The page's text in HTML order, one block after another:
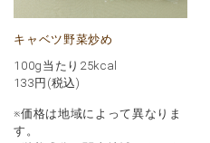
キャベツ野菜炒め
100g当たり25kcal
133 円(税込)
※価格は地域によって異なりま
す。